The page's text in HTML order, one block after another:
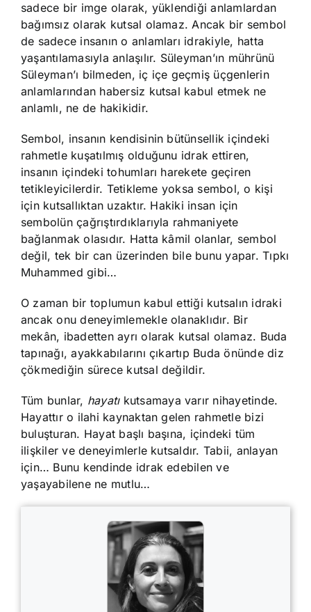
sadece bir imge olarak, yüklendiği anlamlardan
bağımsız olarak kutsal olamaz. Ancak bir sembol
de sadece insanın o anlamları idrakiyle, hatta
yaşantılamasıyla anlaşılır. Süleyman’ın mührünü
Süleyman’ı bilmeden, iç içe geçmiş üçgenlerin
anlamlarından habersiz kutsal kabul etmek ne
anlamlı, ne de hakikidir.
Sembol, insanın kendisinin bütünsellik içindeki
rahmetle kuşatılmış olduğunu idrak ettiren,
insanın içindeki tohumları harekete geçiren
tetikleyicilerdir. Tetikleme yoksa sembol, o kişi
için kutsallıktan uzaktır. Hakiki insan için
sembolün çağrıştırdıklarıyla rahmaniyete
bağlanmak olasıdır. Hatta kâmil olanlar, sembol
değil, tek bir can üzerinden bile bunu yapar. Tıpkı
Muhammed gibi…
O zaman bir toplumun kabul ettiği kutsalın idraki
ancak onu deneyimlemekle olanaklıdır. Bir
mekân, ibadetten ayrı olarak kutsal olamaz. Buda
tapınağı, ayakkabılarını çıkartıp Buda önünde diz
çökmediğin sürece kutsal değildir.
Tüm bunlar, hayatıkutsamaya varır nihayetinde.
Hayattır o ilahi kaynaktan gelen rahmetle bizi
buluşturan. Hayat başlı başına, içindeki tüm
ilişkiler ve deneyimlerle kutsaldır. Tabii, anlayan
için… Bunu kendinde idrak edebilen ve
yaşayabilene ne mutlu…